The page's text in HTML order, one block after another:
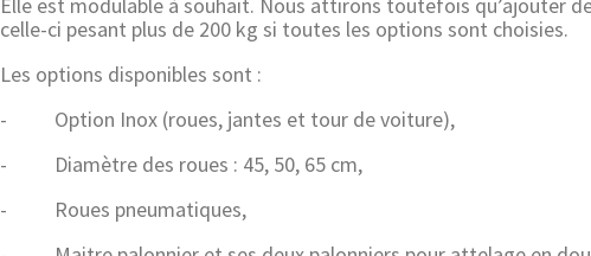
celle-ci pesant plus de 200 kg si toutes les options sont choisies.
Les options disponibles sont :
- Option Inox (roues, jantes et tour de voiture),
- Diamètre des roues : 45, 50, 65 cm,
- Roues pneumatiques,